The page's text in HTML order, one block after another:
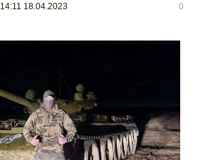
14:11 18.04.2023
0